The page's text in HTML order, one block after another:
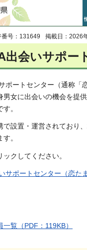
番号：131649 掲載日：2026
出会いサポー
ポートセンター（通称「
男女に出会いの機会を提
。
で設置・運営されており
。
クしてください。
サポートセンター（恋た
一覧（PDF：119KB）